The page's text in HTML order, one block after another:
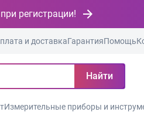
регистрации!
и доставкаГарантияПомощь
Найти
Измерительные приборы и